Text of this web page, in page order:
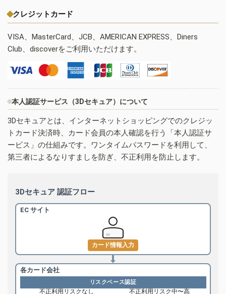
クレジットカード
VISA、MasterCard、JCB、AMERICAN EXPRESS、Diners
Club、discoverをご利用いただけます。
本人認証サービス（3Dセキュア）について
3Dセキュアとは、インターネットショッピングでのクレジッ
トカード決済時、カード会員の本人確認を行う「本人認証サ
ービス」の仕組みです。ワンタイムパスワードを利用して、
第三者によるなりすましを防ぎ、不正利用を防止します。
3Dセキュア 認証フロー
EC サイト
カード情報入力
各カード会社
リスクベース認証
不正利用リスクなし 不正利用リスク中〜高